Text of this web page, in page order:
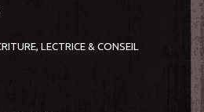
LECTRICE & CONSEIL